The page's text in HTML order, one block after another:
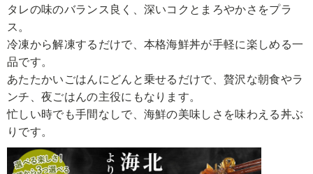
タレの味のバランス良く、深いコクとまろやかさをプラ
ス。
冷凍から解凍するだけで、本格海鮮丼が手軽に楽しめる一
品です。
あたたかいごはんにどんと乗せるだけで、贅沢な朝食やラ
ンチ、夜ごはんの主役にもなります。
忙しい時でも手間なしで、海鮮の美味しさを味わえる丼ぶ
りです。